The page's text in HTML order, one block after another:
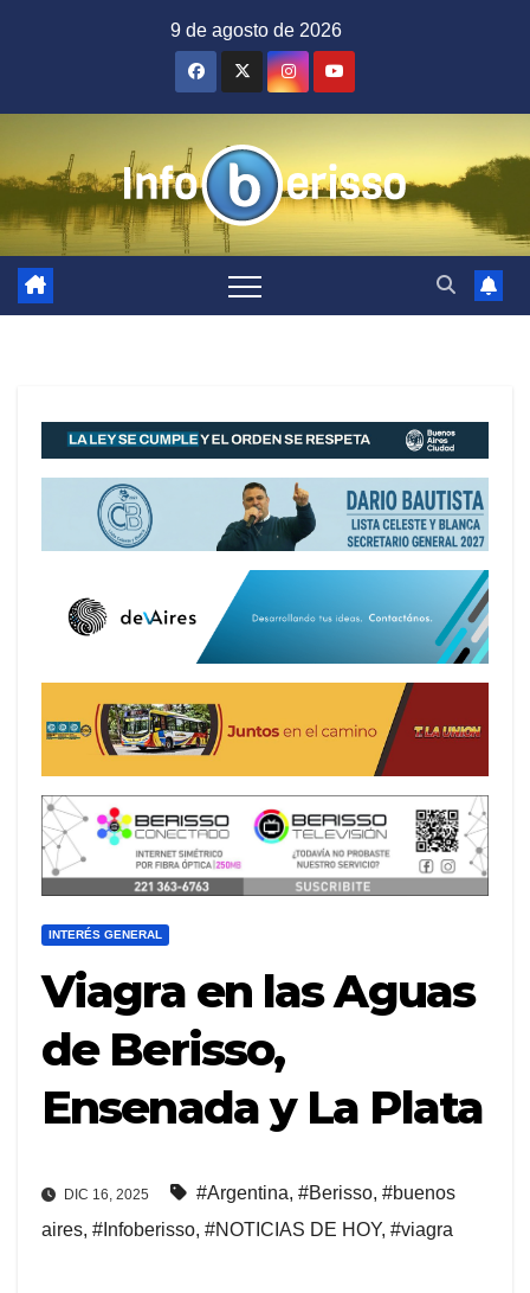
9 de agosto de 2026
INTERÉS GENERAL
Viagra en las Aguas
de Berisso,
Ensenada y La Plata
DIC 16, 2025 #Argentina, #Berisso, #buenos
aires, #Infoberisso, #NOTICIAS DE HOY, #viagra